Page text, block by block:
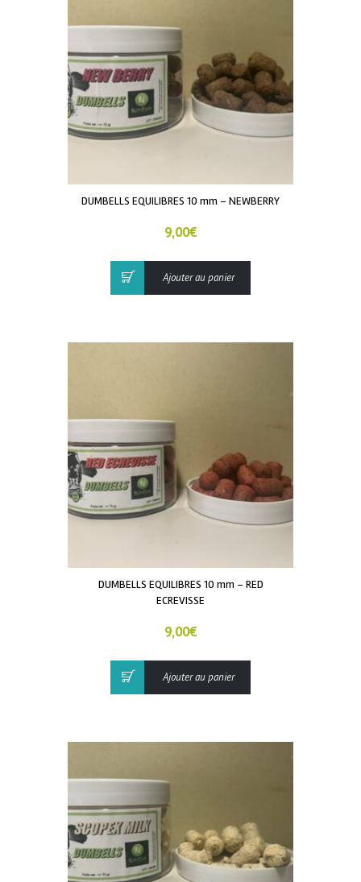
DUMBELLS EQUILIBRES 10 mm – NEWBERRY
9,00€
Ajouter au panier
DUMBELLS EQUILIBRES 10 mm – RED
ECREVISSE
9,00€
Ajouter au panier